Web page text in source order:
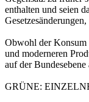
enthalten und seien
Obwohl der Konsum
und moderneren
auf der
GRÜNE: